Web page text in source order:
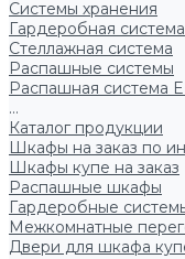
Системы хранения
Гардеробная система
Стеллажная система
Распашные системы
Распашная система
...
Каталог продукции
Шкафы на заказ по
Шкафы купе на заказ
Распашные шкафы
Гардеробные
Межкомнатные
Двери для шкафа